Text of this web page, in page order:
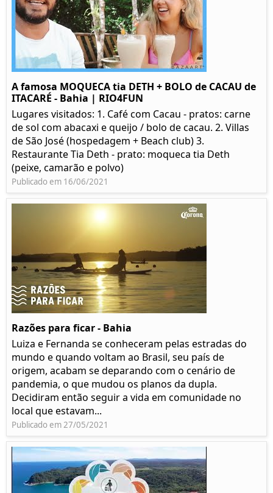
A famosa MOQUECA tia DETH + BOLO de CACAU de
ITACARÉ - Bahia | RIO4FUN
Lugares visitados: 1. Café com Cacau - pratos: carne
de sol com abacaxi e queijo / bolo de cacau. 2. Villas
de São José (hospedagem + Beach club) 3.
Restaurante Tia Deth - prato: moqueca tia Deth
(peixe, camarão e polvo)
Publicado em 16/06/2021
Razões para ficar - Bahia
Luiza e Fernanda se conheceram pelas estradas do
mundo e quando voltam ao Brasil, seu país de
origem, acabam se deparando com o cenário de
pandemia, o que mudou os planos da dupla.
Decidiram então seguir a vida em comunidade no
local que estavam...
Publicado em 27/05/2021